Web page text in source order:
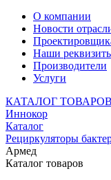
О компании
Новости
Наши
Производители
Услуги
КАТАЛОГ ТОВАРОВ
Иннокор
Каталог
Рециркуляторы
Армед
Каталог товаров